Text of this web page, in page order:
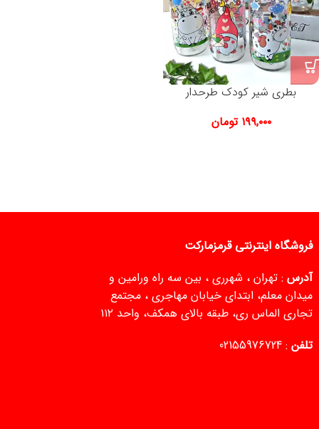
بطری شیر کودک طرحدار
۱۹۹,۰۰۰ تومان
فروشگاه اینترنتی قرمزمارکت
آدرس : تهران ، شهرری ، بین سه راه ورامین و
میدان معلم، ابتدای خیابان مهاجری ، مجتمع
تجاری الماس ری، طبقه بالای همکف، واحد ۱۱۲
تلفن :
02155976724